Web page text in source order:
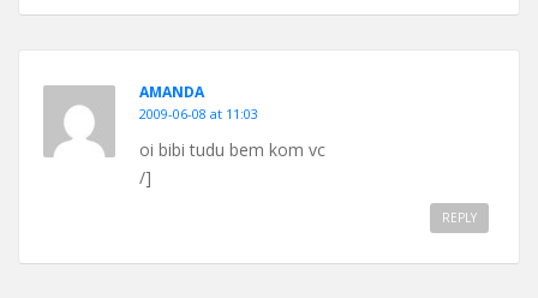
AMANDA
2009-06-08 at 11:03
oi bibi tudu bem kom vc
/]
REPLY